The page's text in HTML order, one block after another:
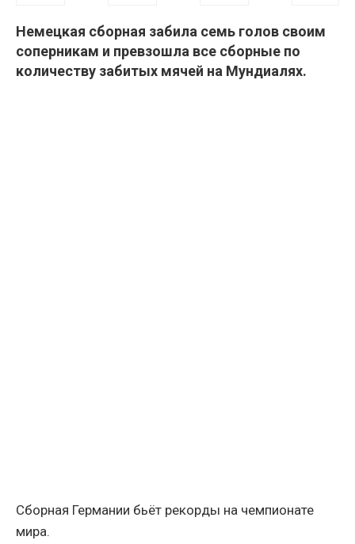
Немецкая сборная забила семь голов своим
соперникам и превзошла все сборные по
количеству забитых мячей на Мундиалях.
Сборная Германии бьёт рекорды на чемпионате
мира.